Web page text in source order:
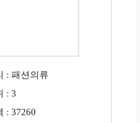
: 패션의류
: 3
: 37260